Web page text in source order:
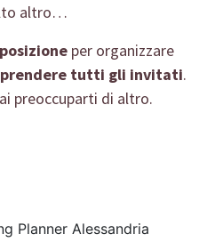
altro…
per organizzare
tutti gli invitati.
preoccuparti di altro.